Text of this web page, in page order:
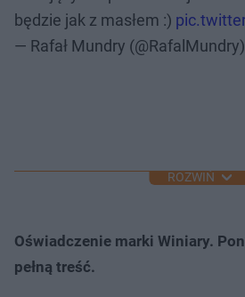
będzie jak z masłem :)
— Rafał Mundry (@RafalMundry)
ROZWIŃ
Oświadczenie marki Winiary.
pełną treść.